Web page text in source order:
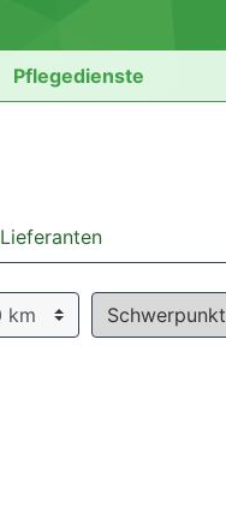
Pflegedienste
Lieferanten
Schwerpunkt